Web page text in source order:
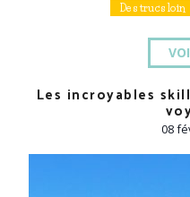
Des trucs loin
Les incroyables
08